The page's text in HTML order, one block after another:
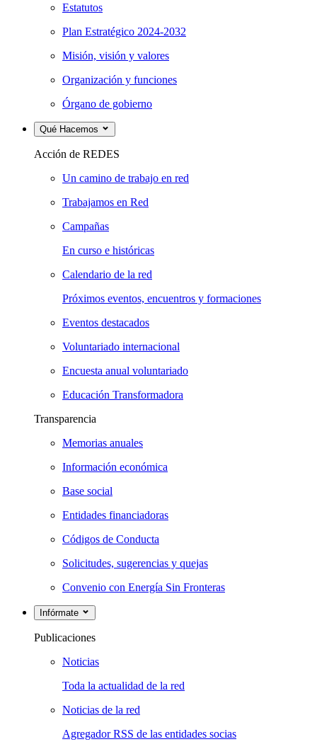
Estatutos
Plan Estratégico 2024-2032
Misión, visión y valores
Organización y funciones
Órgano de gobierno
Qué Hacemos
Acción de REDES
Un camino de trabajo en red
Trabajamos en Red
Campañas
En curso e históricas
Calendario de la red
Próximos eventos, encuentros y formaciones
Eventos destacados
Voluntariado internacional
Encuesta anual voluntariado
Educación Transformadora
Transparencia
Memorias anuales
Información económica
Base social
Entidades financiadoras
Códigos de Conducta
Solicitudes, sugerencias y quejas
Convenio con Energía Sin Fronteras
Infórmate
Publicaciones
Noticias
Toda la actualidad de la red
Noticias de la red
Agregador RSS de las entidades socias